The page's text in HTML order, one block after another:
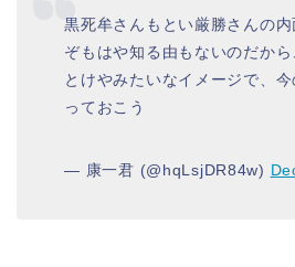
黒死牟さんもとい厳勝さんの
ぞもはや知る由もないのだか
とけやみたいなイメージで、
っておこう
— 康一君 (@hqLsjDR84w)